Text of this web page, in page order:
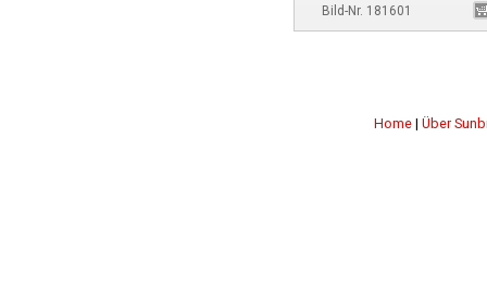
Bild-Nr. 181601
Home | Über